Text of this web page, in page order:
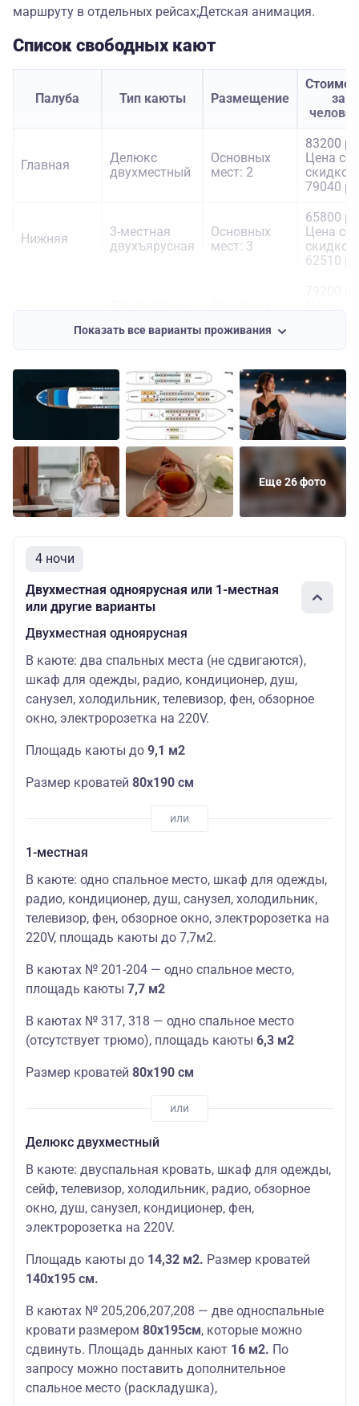
маршруту в отдельных рейсах;Детская анимация.
Список свободных кают
Палуба Тип каюты Размещение
за
Главная
Делюкс
двухместный
Основных
мест: 2
83200
Цена со
скидкой:
79040
Нижняя
3-местная
двухъярусная
Основных
мест: 3
65800
Цена со
скидкой:
62510
Средняя
Делюкс
двухместный
Основных
мест: 2
Цена со
скидкой:
85025
Средняя
Люкс
трехместный
Основных
мест: 3
134700
руб.
Цена со
скидкой:
127965
руб.
Шлюпочная
Шлюпочная
Делюкс
двухместный
Показать все варианты проживания
Еще 26 фото
4 ночи
Двухместная одноярусная или 1-местная
или другие варианты
Двухместная одноярусная
В каюте: два спальных места (не сдвигаются),
шкаф для одежды, радио, кондиционер, душ,
санузел, холодильник, телевизор, фен, обзорное
окно, электророзетка на 220V.
Площадь каюты до 9,1 м2
Размер кроватей 80х190 см
1-местная
В каюте: одно спальное место, шкаф для одежды,
радио, кондиционер, душ, санузел, холодильник,
телевизор, фен, обзорное окно, электророзетка на
220V, площадь каюты до 7,7м2.
В каютах № 201-204 — одно спальное место,
площадь каюты 7,7 м2
В каютах № 317, 318 — одно спальное место
(отсутствует трюмо), площадь каюты 6,3 м2
Размер кроватей 80х190 см
Делюкс двухместный
В каюте: двуспальная кровать, шкаф для одежды,
сейф, телевизор, холодильник, радио, обзорное
окно, душ, санузел, кондиционер, фен,
электророзетка на 220V.
Площадь каюты до 14,32 м2. Размер кроватей
140х195 см.
В каютах № 205,206,207,208 — две односпальные
кровати размером 80х195см, которые можно
сдвинуть. Площадь данных кают 16 м2. По
запросу можно поставить дополнительное
спальное место (раскладушка),